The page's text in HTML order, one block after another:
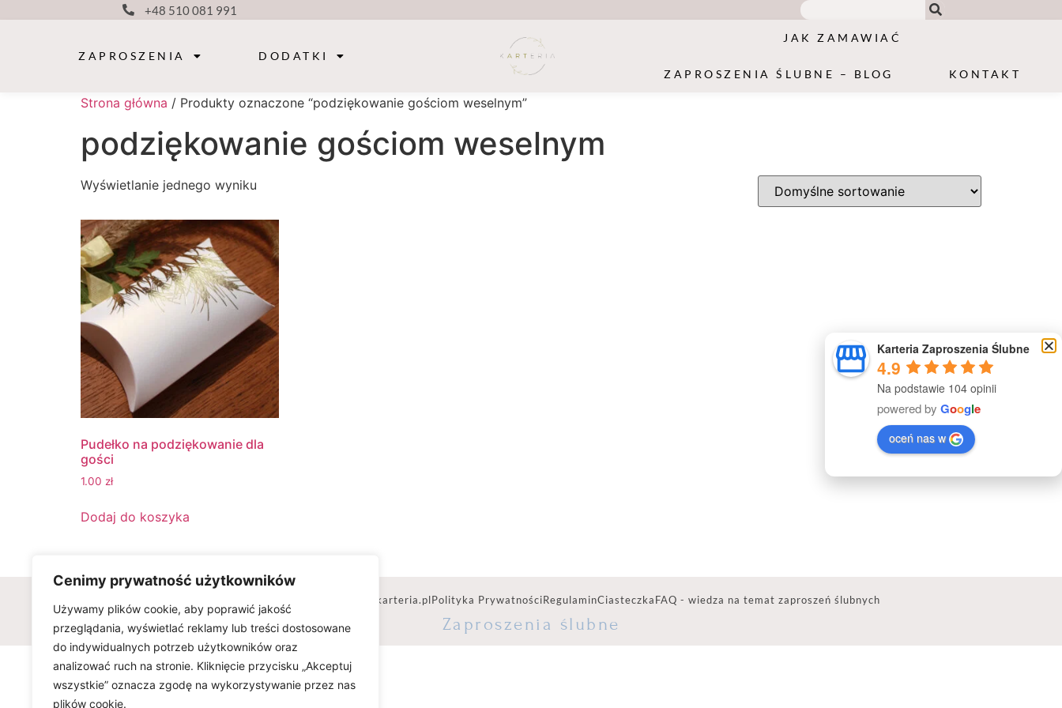
Cenimy prywatność użytkowników
Używamy plików cookie, aby poprawić jakość
przeglądania, wyświetlać reklamy lub treści dostosowane
do indywidualnych potrzeb użytkowników oraz
analizować ruch na stronie. Kliknięcie przycisku „Akceptuj
wszystkie” oznacza zgodę na wykorzystywanie przez nas
plików cookie.
+48 510 081 991
ZAPROSZENIA DODATKI
JAK ZAMAWIAĆ
ZAPROSZENIA ŚLUBNE – BLOG KONTAKT
Strona główna / Produkty oznaczone “podziękowanie gościom weselnym”
podziękowanie gościom weselnym
Wyświetlanie jednego wyniku
Pudełko na podziękowanie dla
gości
1.00 zł
Dodaj do koszyka
Wszelkie prawa zastrzeżone © www.karteria.plPolityka PrywatnościRegulaminCiasteczkaFAQ - wiedza na temat zaproszeń ślubnych
Zaproszenia ślubne
Karteria Zaproszenia Ślubne
4.9
Na podstawie 104 opinii
powered by Google
oceń nas w